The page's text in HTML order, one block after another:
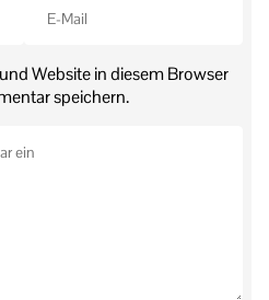
Website in diesem Browser
speichern.